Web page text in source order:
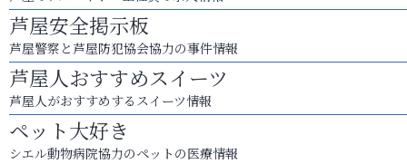
芦屋安全掲示板
芦屋警察と芦屋防犯協会協力の事件情報
芦屋人おすすめスイーツ
芦屋人がおすすめするスイーツ情報
ペット大好き
シエル動物病院協力のペットの医療情報